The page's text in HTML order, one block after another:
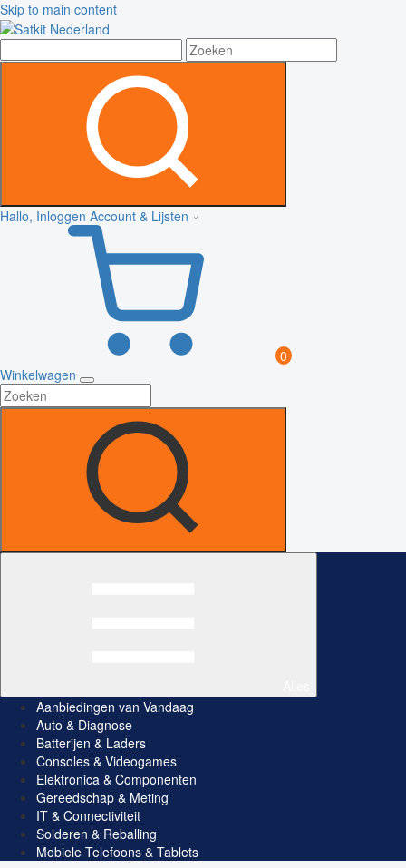
Skip to main content
Hallo, Inloggen Account & Lijsten
0
Winkelwagen
Aanbiedingen van Vandaag
Auto & Diagnose
Batterijen & Laders
Consoles & Videogames
Elektronica & Componenten
Gereedschap & Meting
IT & Connectiviteit
Solderen & Reballing
Mobiele Telefoons & Tablets